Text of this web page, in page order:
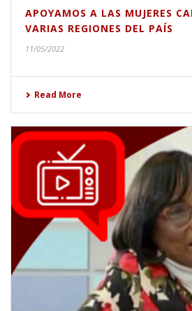
APOYAMOS A LAS MUJERES
VARIAS REGIONES DEL PAÍS
11/05/2022
Read More